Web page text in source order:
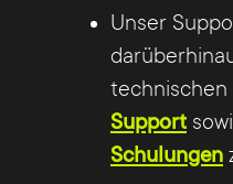
die alternative
Klick freischalten.
Der Aufwand,
verwalten und
Unser
technischen
Support
Schulungen